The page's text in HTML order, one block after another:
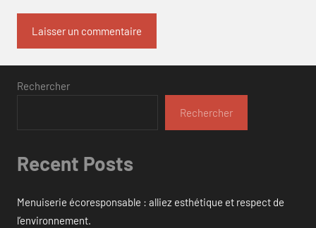
Rechercher
Rechercher
Recent Posts
Menuiserie écoresponsable : alliez esthétique et respect de
l’environnement.